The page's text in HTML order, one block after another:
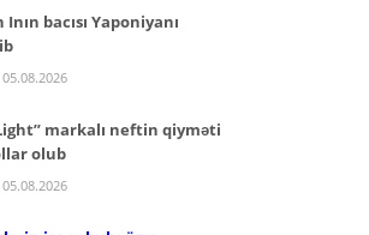
Inın bacısı Yaponiyanı
markalı neftin qiyməti
olub